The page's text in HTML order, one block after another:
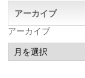
アーカイブ
アーカイブ